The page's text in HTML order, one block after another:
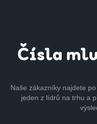
Čísla
Naše zákazníky najdete
jeden z lídrů na trhu a